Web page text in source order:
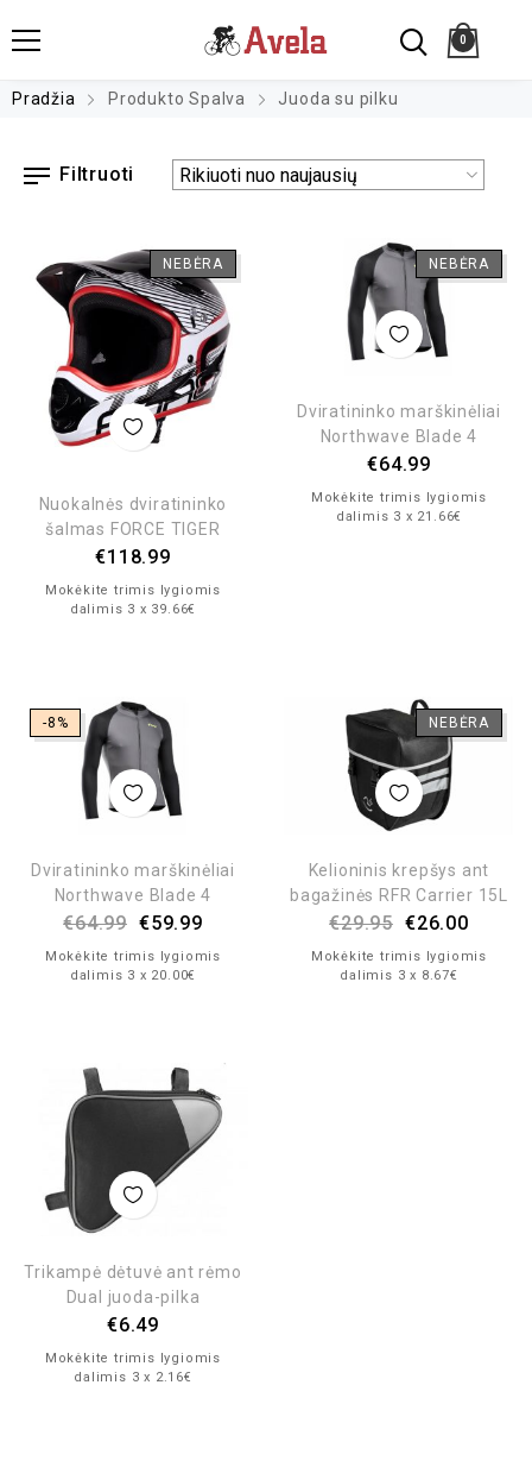
0
Pradžia Produkto Spalva Juoda su pilku
Filtruoti
NEBĖRA
Nuokalnės dviratininko
šalmas FORCE TIGER
€118.99
Mokėkite trimis lygiomis
dalimis 3 x 39.66€
NEBĖRA
Dviratininko marškinėliai
Northwave Blade 4
€64.99
Mokėkite trimis lygiomis
dalimis 3 x 21.66€
-8%
Dviratininko marškinėliai
Northwave Blade 4
€64.99 €59.99
Mokėkite trimis lygiomis
dalimis 3 x 20.00€
NEBĖRA
Kelioninis krepšys ant
bagažinės RFR Carrier 15L
€29.95 €26.00
Mokėkite trimis lygiomis
dalimis 3 x 8.67€
Trikampė dėtuvė ant rėmo
Dual juoda-pilka
€6.49
Mokėkite trimis lygiomis
dalimis 3 x 2.16€